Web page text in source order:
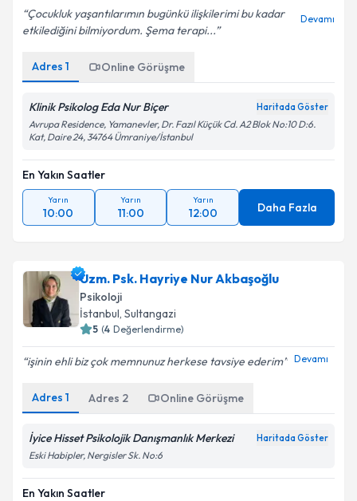
Çocukluk yaşantılarımın bugünkü ilişkilerimi bu kadar
etkilediğini bilmiyordum. Şema terapi...
Devamı
Adres 1 Online Görüşme
Klinik Psikolog Eda Nur Biçer Haritada Göster
Avrupa Residence, Yamanevler, Dr. Fazıl Küçük Cd. A2 Blok No:10 D:6.
Kat, Daire 24, 34764 Ümraniye/İstanbul
En Yakın Saatler
Yarın
10:00
Yarın
11:00
Yarın
12:00 Daha Fazla
Uzm. Psk. Hayriye Nur Akbaşoğlu
Psikoloji
İstanbul, Sultangazi
5 (4 Değerlendirme)
işinin ehli biz çok memnunuz herkese tavsiye ederim Devamı
Adres 1 Adres 2 Online Görüşme
İyice Hisset Psikolojik Danışmanlık Merkezi Haritada Göster
Eski Habipler, Nergisler Sk. No:6
En Yakın Saatler